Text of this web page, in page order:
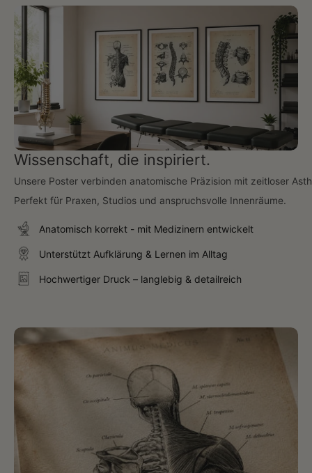
Wissenschaft, die inspiriert.
Unsere Poster verbinden anatomische Präzision mit zeitloser
Perfekt für Praxen, Studios und anspruchsvolle Innenräume.
Anatomisch korrekt - mit Medizinern entwickelt
Unterstützt Aufklärung & Lernen im Alltag
Hochwertiger Druck – langlebig & detailreich